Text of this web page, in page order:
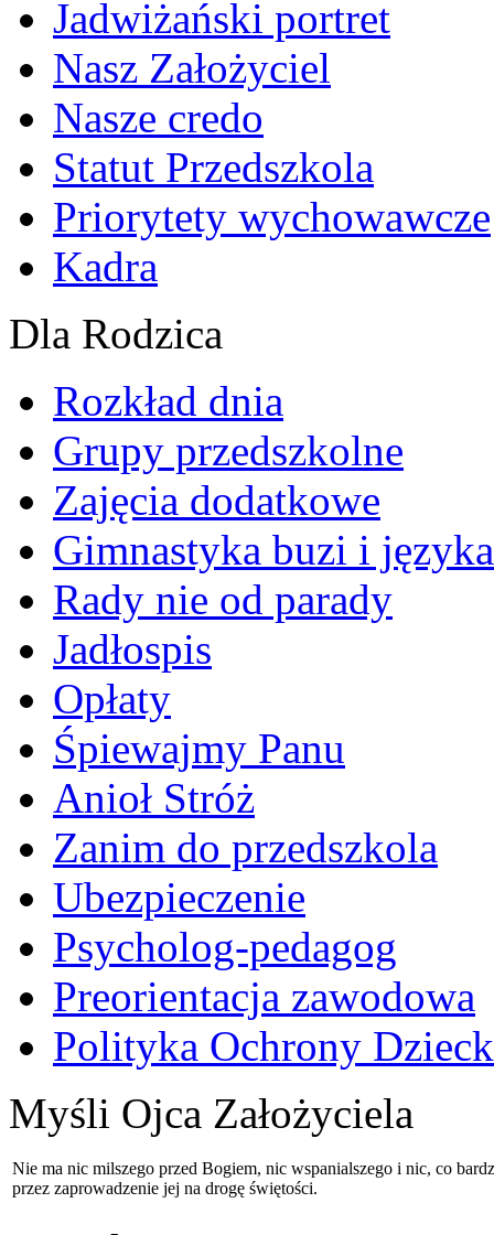
Jadwiżański portret
Nasz Założyciel
Nasze credo
Statut Przedszkola
Priorytety wychowawcze
Kadra
Dla Rodzica
Rozkład dnia
Grupy przedszkolne
Zajęcia dodatkowe
Gimnastyka buzi i języka
Rady nie od parady
Jadłospis
Opłaty
Śpiewajmy Panu
Anioł Stróż
Zanim do przedszkola
Ubezpieczenie
Psycholog-pedagog
Preorientacja zawodowa
Polityka Ochrony
Myśli Ojca Założyciela
Nie ma nic milszego przed Bogiem, nic wspanialszego i nic, co
przez zaprowadzenie jej na drogę świętości.